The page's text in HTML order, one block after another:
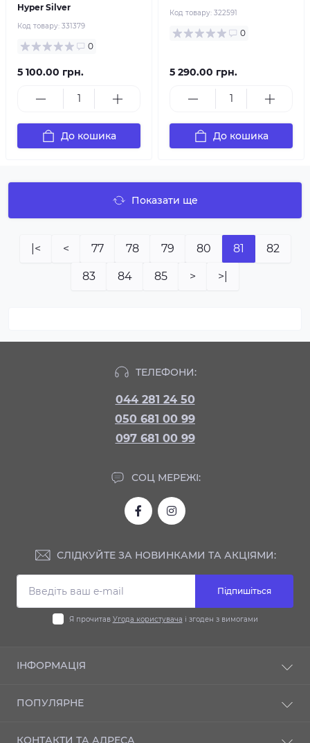
Hyper Silver
Код товару: 331379
0
5 100.00 грн.
До кошика
Код товару: 322591
0
5 290.00 грн.
До кошика
Показати ще
|< < 77 78 79 80 81 82
83 84 85 > >|
ТЕЛЕФОНИ:
044 281 24 50
050 681 00 99
097 681 00 99
СОЦ МЕРЕЖІ:
СЛІДКУЙТЕ ЗА НОВИНКАМИ ТА АКЦІЯМИ:
Підпишіться
Я прочитав Угода користувача і згоден з вимогами
ІНФОРМАЦІЯ
Гарантія
ПОПУЛЯРНЕ
КОНТАКТИ ТА АДРЕСА